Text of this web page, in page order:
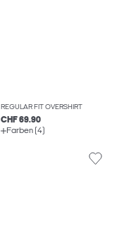
REGULAR FIT OVERSHIRT
CHF 69.90
Farben (4)